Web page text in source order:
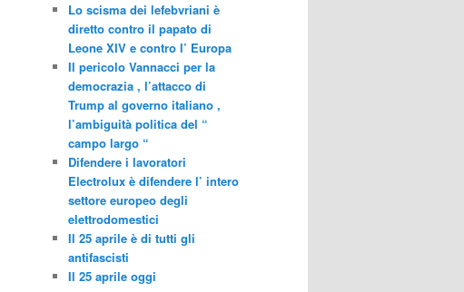
Lo scisma dei lefebvriani è
diretto contro il papato di
Leone XIV e contro l’ Europa
Il pericolo Vannacci per la
democrazia , l’attacco di
Trump al governo italiano ,
l’ambiguità politica del “
campo largo “
Difendere i lavoratori
Electrolux è difendere l’ intero
settore europeo degli
elettrodomestici
Il 25 aprile è di tutti gli
antifascisti
Il 25 aprile oggi